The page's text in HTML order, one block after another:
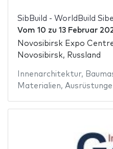
SibBuild - WorldBuild
Vom 10 zu 13 Februar
Novosibirsk Expo
Novosibirsk, Russland
Innenarchitektur,
Materialien,